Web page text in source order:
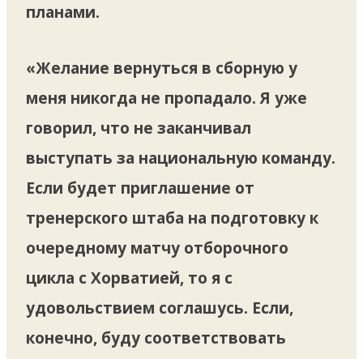
планами.
«Желание вернуться в сборную у
меня никогда не пропадало. Я уже
говорил, что не заканчивал
выступать за национальную команду.
Если будет приглашение от
тренерского штаба на подготовку к
очередному матчу отборочного
цикла с Хорватией, то я с
удовольствием соглашусь. Если,
конечно, буду соответствовать